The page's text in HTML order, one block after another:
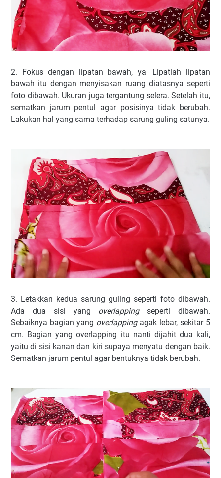
2. Fokus dengan lipatan bawah, ya. Lipatlah lipatan
bawah itu dengan menyisakan ruang diatasnya seperti
foto dibawah. Ukuran juga tergantung selera. Setelah itu,
sematkan jarum pentul agar posisinya tidak berubah.
Lakukan hal yang sama terhadap sarung guling satunya.
3. Letakkan kedua sarung guling seperti foto dibawah.
Ada dua sisi yang overlappingseperti dibawah.
Sebaiknya bagian yang overlappingagak lebar, sekitar 5
cm. Bagian yang overlapping itu nanti dijahit dua kali,
yaitu di sisi kanan dan kiri supaya menyatu dengan baik.
Sematkan jarum pentul agar bentuknya tidak berubah.